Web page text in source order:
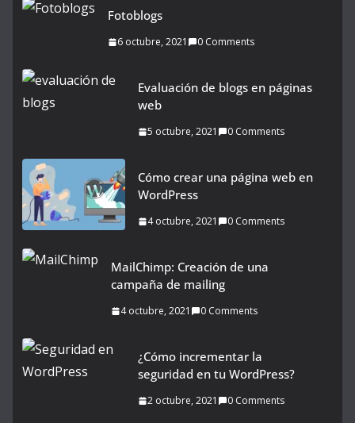
Fotoblogs
6 octubre, 2021 0 Comments
Evaluación de blogs en páginas
web
5 octubre, 2021 0 Comments
Cómo crear una página web en
WordPress
4 octubre, 2021 0 Comments
MailChimp: Creación de una
campaña de mailing
4 octubre, 2021 0 Comments
¿Cómo incrementar la
seguridad en tu WordPress?
2 octubre, 2021 0 Comments